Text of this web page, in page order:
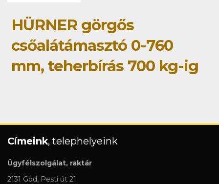
HÜRNER görgős
csőalátámasztó 0-760
mm, teherbírás 700 kg-ig
Címeink, telephelyeink
Ügyfélszolgálat, raktár
2131 Göd, Pesti út 21.